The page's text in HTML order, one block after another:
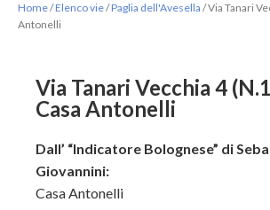
Home/Elenco vie/Paglia dell'Avesella /Via Tanari
Antonelli
Via Tanari Vecchia 4
Casa Antonelli
Dall’ “Indicatore Bolognese” di
Giovannini:
Casa Antonelli